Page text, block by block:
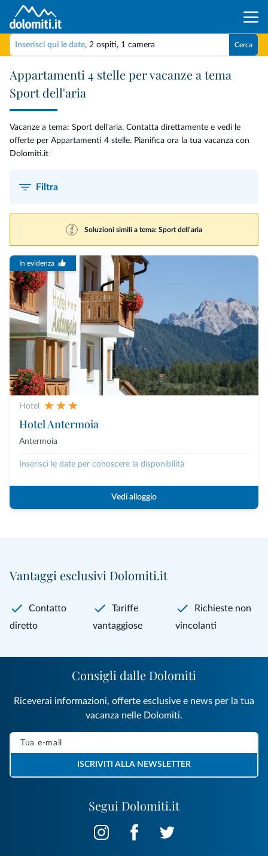
Inserisci qui le date, 2 ospiti, 1 camera Cerca
Appartamenti 4 stelle per vacanze a tema
Sport dell'aria
Vacanze a tema: Sport dell'aria. Contatta direttamente e vedi le
offerte per Appartamenti 4 stelle. Pianifica ora la tua vacanza con
Dolomiti.it
Filtra
Soluzioni simili a tema: Sport dell'aria
In evidenza
Hotel
Hotel Antermoia
Antermoia
Inserisci le date per conoscere la disponibilità
Vedi alloggio
Vantaggi esclusivi Dolomiti.it
Contatto
diretto
Tariffe
vantaggiose
Richieste non
vincolanti
Segui Dolomiti.it
Consigli dalle Dolomiti
Riceverai informazioni, offerte esclusive e news per la tua
vacanza nelle Dolomiti.
ISCRIVITI ALLA NEWSLETTER